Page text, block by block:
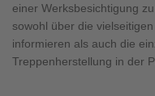
einer Werksbesichtigung
sowohl über die
informieren als auch die
Treppenherstellung in der